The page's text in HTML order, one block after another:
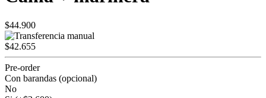
$44.900
$42.655
Pre-order
Con barandas (opcional)
No